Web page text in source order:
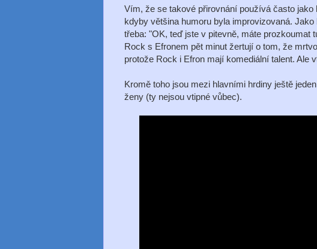
Vím, že se takové přirovnání používá často
kdyby většina humoru byla improvizovaná.
třeba: "OK, teď jste v pitevně, máte prozkoumat
Rock s Efronem pět minut žertují o tom, že
protože Rock i Efron mají komediální talent. Ale
Kromě toho jsou mezi hlavními hrdiny ještě
ženy (ty nejsou vtipné vůbec).